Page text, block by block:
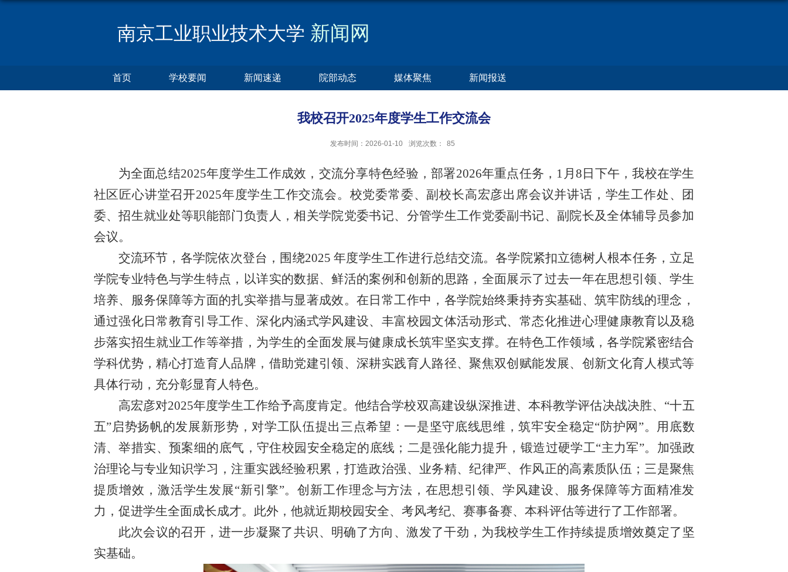
南京工业职业技术大学 新闻网
首页 学校要闻 新闻速递 院部动态 媒体聚焦 新闻报送
我校召开2025年度学生工作交流会
发布时间：2026-01-10 浏览次数： 85
为全面总结2025年度学生工作成效，交流分享特色经验，部署2026年重点任务，1月8日下午，我校在学生
社区匠心讲堂召开2025年度学生工作交流会。校党委常委、副校长高宏彦出席会议并讲话，学生工作处、团
委、招生就业处等职能部门负责人，相关学院党委书记、分管学生工作党委副书记、副院长及全体辅导员参加
会议。
交流环节，各学院依次登台，围绕2025 年度学生工作进行总结交流。各学院紧扣立德树人根本任务，立足
学院专业特色与学生特点，以详实的数据、鲜活的案例和创新的思路，全面展示了过去一年在思想引领、学生
培养、服务保障等方面的扎实举措与显著成效。在日常工作中，各学院始终秉持夯实基础、筑牢防线的理念，
通过强化日常教育引导工作、深化内涵式学风建设、丰富校园文体活动形式、常态化推进心理健康教育以及稳
步落实招生就业工作等举措，为学生的全面发展与健康成长筑牢坚实支撑。在特色工作领域，各学院紧密结合
学科优势，精心打造育人品牌，借助党建引领、深耕实践育人路径、聚焦双创赋能发展、创新文化育人模式等
具体行动，充分彰显育人特色。
高宏彦对2025年度学生工作给予高度肯定。他结合学校双高建设纵深推进、本科教学评估决战决胜、“十五
五”启势扬帆的发展新形势，对学工队伍提出三点希望：一是坚守底线思维，筑牢安全稳定“防护网”。用底数
清、举措实、预案细的底气，守住校园安全稳定的底线；二是强化能力提升，锻造过硬学工“主力军”。加强政
治理论与专业知识学习，注重实践经验积累，打造政治强、业务精、纪律严、作风正的高素质队伍；三是聚焦
提质增效，激活学生发展“新引擎”。创新工作理念与方法，在思想引领、学风建设、服务保障等方面精准发
力，促进学生全面成长成才。此外，他就近期校园安全、考风考纪、赛事备赛、本科评估等进行了工作部署。
此次会议的召开，进一步凝聚了共识、明确了方向、激发了干劲，为我校学生工作持续提质增效奠定了坚
实基础。